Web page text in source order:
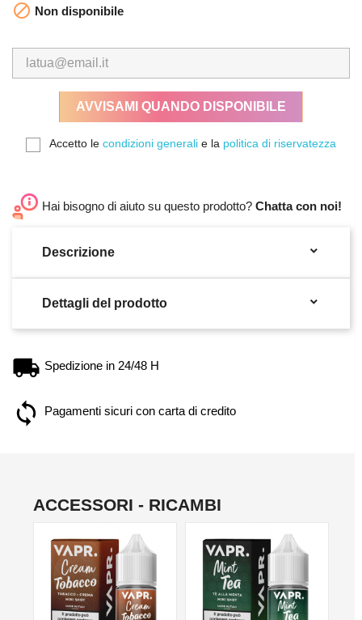
 Non disponibile
AVVISAMI QUANDO DISPONIBILE
Accetto le condizioni generali e la politica di riservatezza
Hai bisogno di aiuto su questo prodotto? Chatta con noi!
Descrizione 
Dettagli del prodotto 
Spedizione in 24/48 H
Pagamenti sicuri con carta di credito
ACCESSORI - RICAMBI